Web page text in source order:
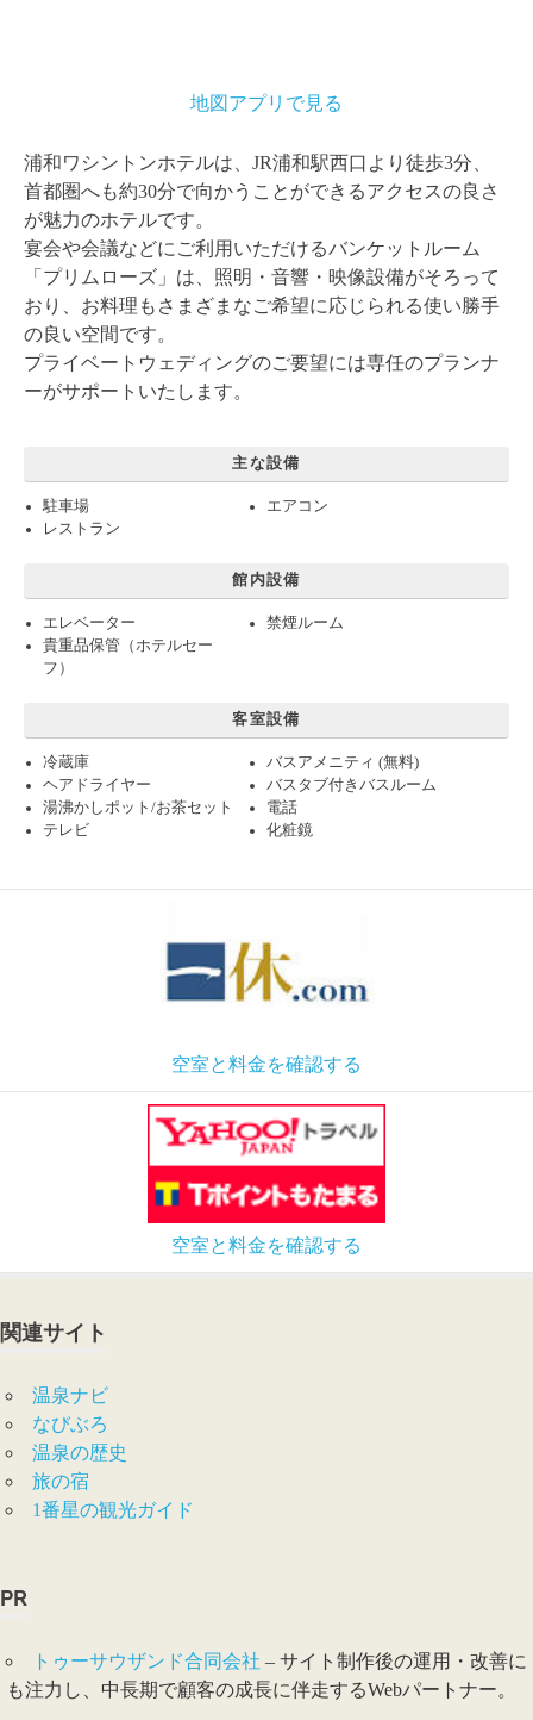
地図アプリで見る
浦和ワシントンホテルは、JR浦和駅西口より徒歩3分、
首都圏へも約30分で向かうことができるアクセスの良さ
が魅力のホテルです。
宴会や会議などにご利用いただけるバンケットルーム
「プリムローズ」は、照明・音響・映像設備がそろって
おり、お料理もさまざまなご希望に応じられる使い勝手
の良い空間です。
プライベートウェディングのご要望には専任のプランナ
ーがサポートいたします。
主な設備
駐車場
エアコン
レストラン
館内設備
エレベーター
禁煙ルーム
貴重品保管（ホテルセー
フ）
客室設備
冷蔵庫
バスアメニティ (無料)
ヘアドライヤー
バスタブ付きバスルーム
湯沸かしポット/お茶セット
電話
テレビ
化粧鏡
空室と料金を確認する
空室と料金を確認する
関連サイト
温泉ナビ
なびぶろ
温泉の歴史
旅の宿
1番星の観光ガイド
PR
トゥーサウザンド合同会社 – サイト制作後の運用・改善に
も注力し、中長期で顧客の成長に伴走するWebパートナー。